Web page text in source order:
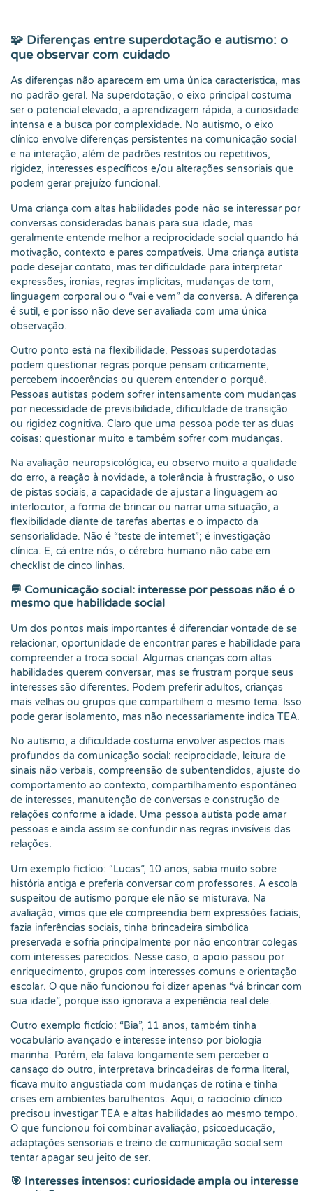
🧩 Diferenças entre superdotação e autismo: o
que observar com cuidado
As diferenças não aparecem em uma única característica, mas
no padrão geral. Na superdotação, o eixo principal costuma
ser o potencial elevado, a aprendizagem rápida, a curiosidade
intensa e a busca por complexidade. No autismo, o eixo
clínico envolve diferenças persistentes na comunicação social
e na interação, além de padrões restritos ou repetitivos,
rigidez, interesses específicos e/ou alterações sensoriais que
podem gerar prejuízo funcional.
Uma criança com altas habilidades pode não se interessar por
conversas consideradas banais para sua idade, mas
geralmente entende melhor a reciprocidade social quando há
motivação, contexto e pares compatíveis. Uma criança autista
pode desejar contato, mas ter dificuldade para interpretar
expressões, ironias, regras implícitas, mudanças de tom,
linguagem corporal ou o “vai e vem” da conversa. A diferença
é sutil, e por isso não deve ser avaliada com uma única
observação.
Outro ponto está na flexibilidade. Pessoas superdotadas
podem questionar regras porque pensam criticamente,
percebem incoerências ou querem entender o porquê.
Pessoas autistas podem sofrer intensamente com mudanças
por necessidade de previsibilidade, dificuldade de transição
ou rigidez cognitiva. Claro que uma pessoa pode ter as duas
coisas: questionar muito e também sofrer com mudanças.
Na avaliação neuropsicológica, eu observo muito a qualidade
do erro, a reação à novidade, a tolerância à frustração, o uso
de pistas sociais, a capacidade de ajustar a linguagem ao
interlocutor, a forma de brincar ou narrar uma situação, a
flexibilidade diante de tarefas abertas e o impacto da
sensorialidade. Não é “teste de internet”; é investigação
clínica. E, cá entre nós, o cérebro humano não cabe em
checklist de cinco linhas.
💬 Comunicação social: interesse por pessoas não é o
mesmo que habilidade social
Um dos pontos mais importantes é diferenciar vontade de se
relacionar, oportunidade de encontrar pares e habilidade para
compreender a troca social. Algumas crianças com altas
habilidades querem conversar, mas se frustram porque seus
interesses são diferentes. Podem preferir adultos, crianças
mais velhas ou grupos que compartilhem o mesmo tema. Isso
pode gerar isolamento, mas não necessariamente indica TEA.
No autismo, a dificuldade costuma envolver aspectos mais
profundos da comunicação social: reciprocidade, leitura de
sinais não verbais, compreensão de subentendidos, ajuste do
comportamento ao contexto, compartilhamento espontâneo
de interesses, manutenção de conversas e construção de
relações conforme a idade. Uma pessoa autista pode amar
pessoas e ainda assim se confundir nas regras invisíveis das
relações.
Um exemplo fictício: “Lucas”, 10 anos, sabia muito sobre
história antiga e preferia conversar com professores. A escola
suspeitou de autismo porque ele não se misturava. Na
avaliação, vimos que ele compreendia bem expressões faciais,
fazia inferências sociais, tinha brincadeira simbólica
preservada e sofria principalmente por não encontrar colegas
com interesses parecidos. Nesse caso, o apoio passou por
enriquecimento, grupos com interesses comuns e orientação
escolar. O que não funcionou foi dizer apenas “vá brincar com
sua idade”, porque isso ignorava a experiência real dele.
Outro exemplo fictício: “Bia”, 11 anos, também tinha
vocabulário avançado e interesse intenso por biologia
marinha. Porém, ela falava longamente sem perceber o
cansaço do outro, interpretava brincadeiras de forma literal,
ficava muito angustiada com mudanças de rotina e tinha
crises em ambientes barulhentos. Aqui, o raciocínio clínico
precisou investigar TEA e altas habilidades ao mesmo tempo.
O que funcionou foi combinar avaliação, psicoeducação,
adaptações sensoriais e treino de comunicação social sem
tentar apagar seu jeito de ser.
🎯 Interesses intensos: curiosidade ampla ou interesse